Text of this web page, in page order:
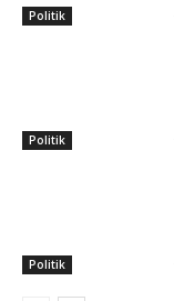
Politik
Politik
Politik